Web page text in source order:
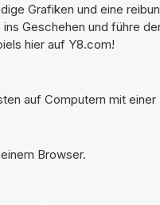
Grafiken und eine
Geschehen und führe
hier auf Y8.com!
auf Computern mit
Browser.